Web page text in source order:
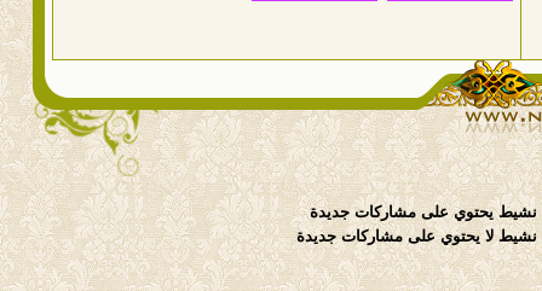
يحتوي على مشاركات جديدة
لا يحتوي على مشاركات جديدة